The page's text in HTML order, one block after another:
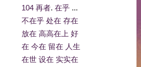
104 再者. 在乎...
不在乎 处在 存在
放在 高高在上 好
在 今在 留在 人生
在世 设在 实实在